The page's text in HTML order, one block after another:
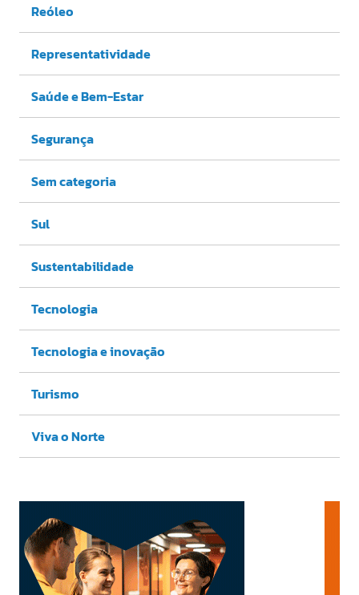
Reóleo
Representatividade
Saúde e Bem-Estar
Segurança
Sem categoria
Sul
Sustentabilidade
Tecnologia
Tecnologia e inovação
Turismo
Viva o Norte